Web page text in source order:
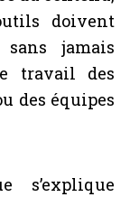
doivent
jamais
travail des
des équipes
s’explique